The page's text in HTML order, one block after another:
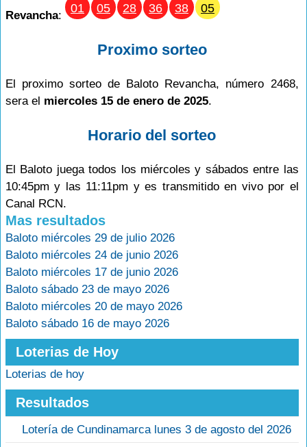
Revancha:
01 05 28 36 38 05
Proximo sorteo
El proximo sorteo de Baloto Revancha, número 2468,
sera el miercoles 15 de enero de 2025.
Horario del sorteo
El Baloto juega todos los miércoles y sábados entre las
10:45pm y las 11:11pm y es transmitido en vivo por el
Canal RCN.
Mas resultados
Baloto miércoles 29 de julio 2026
Baloto miércoles 24 de junio 2026
Baloto miércoles 17 de junio 2026
Baloto sábado 23 de mayo 2026
Baloto miércoles 20 de mayo 2026
Baloto sábado 16 de mayo 2026
Loterias de Hoy
Loterias de hoy
Resultados
Lotería de Cundinamarca lunes 3 de agosto del 2026